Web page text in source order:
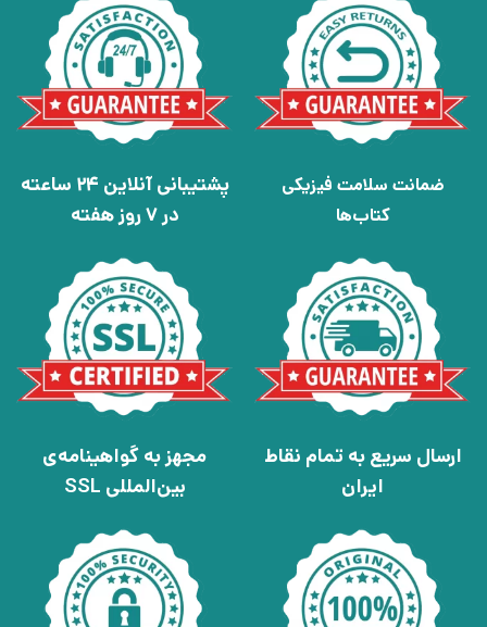
ضمانت سلامت فیزیکی
کتاب‌ها
پشتیبانی آنلاین 24 ساعته
در 7 روز هفته
ارسال سریع به تمام نقاط
ایران
مجهز به گواهینامه‌ی
بین‌المللی SSL